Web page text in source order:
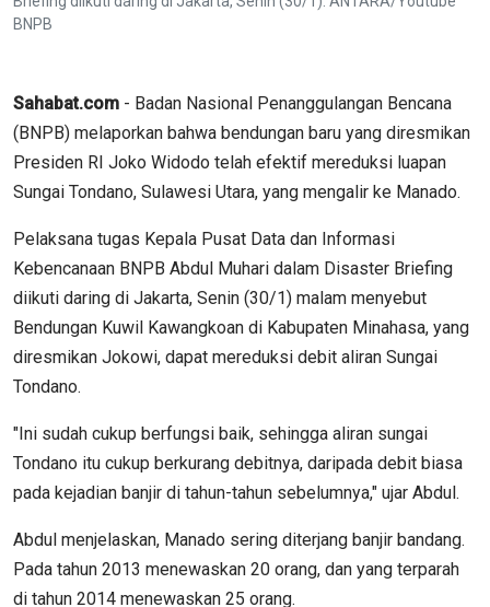
BNPB
Sahabat.com - Badan Nasional Penanggulangan Bencana
(BNPB) melaporkan bahwa bendungan baru yang diresmikan
Presiden RI Joko Widodo telah efektif mereduksi luapan
Sungai Tondano, Sulawesi Utara, yang mengalir ke Manado.
Pelaksana tugas Kepala Pusat Data dan Informasi
Kebencanaan BNPB Abdul Muhari dalam Disaster Briefing
diikuti daring di Jakarta, Senin (30/1) malam menyebut
Bendungan Kuwil Kawangkoan di Kabupaten Minahasa, yang
diresmikan Jokowi, dapat mereduksi debit aliran Sungai
Tondano.
"Ini sudah cukup berfungsi baik, sehingga aliran sungai
Tondano itu cukup berkurang debitnya, daripada debit biasa
pada kejadian banjir di tahun-tahun sebelumnya," ujar Abdul.
Abdul menjelaskan, Manado sering diterjang banjir bandang.
Pada tahun 2013 menewaskan 20 orang, dan yang terparah
di tahun 2014 menewaskan 25 orang.